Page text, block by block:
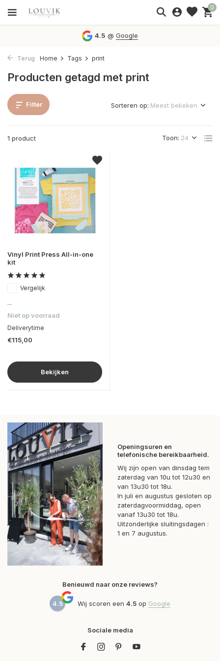
0
4.5 @Google
Terug Home Tags print
Producten getagd met print
Filter
1 product Toon:
Sorteren op:
Vinyl Print Press All-in-one
kit
Vergelijk
...
Niet op voorraad
Deliverytime
€115,00
Bekijken
Openingsuren en
telefonische bereikbaarheid.
Wij zijn open van dinsdag tem
zaterdag van 10u tot 12u30 en
van 13u30 tot 18u.
In juli en augustus gesloten op
zaterdagvoormiddag, open
vanaf 13u30 tot 18u.
Uitzonderlijke sluitingsdagen :
1 en 7 augustus.
Benieuwd naar onze reviews?
4.5 Wij scoren een 4.5 op Google
Sociale media